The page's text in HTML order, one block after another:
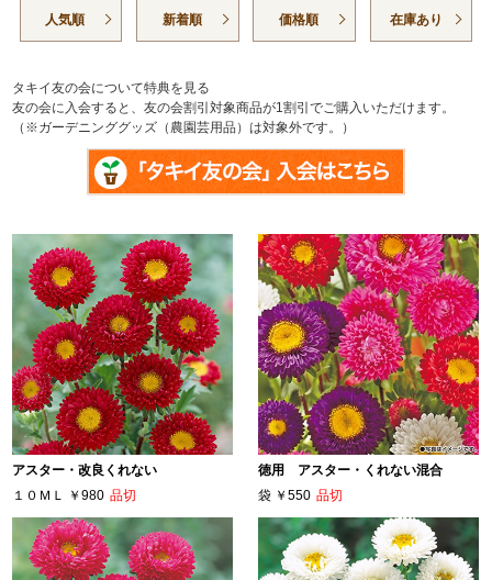
人気順 新着順 価格順 在庫あり
タキイ友の会について特典を見る
友の会に入会すると、友の会割引対象商品が1割引でご購入いただけます。
（※ガーデニンググッズ（農園芸用品）は対象外です。）
アスター・改良くれない
１０ＭＬ
￥980 品切
徳用 アスター・くれない混合
袋 ￥550 品切